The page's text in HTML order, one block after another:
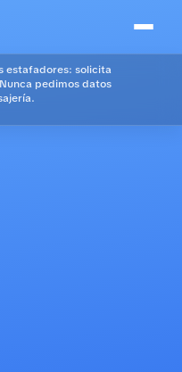
estafadores: solicita
pedimos datos